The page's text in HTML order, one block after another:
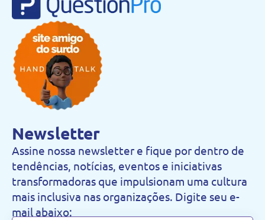
Newsletter
Assine nossa newsletter e fique por dentro de
tendências, notícias, eventos e iniciativas
transformadoras que impulsionam uma cultura
mais inclusiva nas organizações. Digite seu e-
mail abaixo: